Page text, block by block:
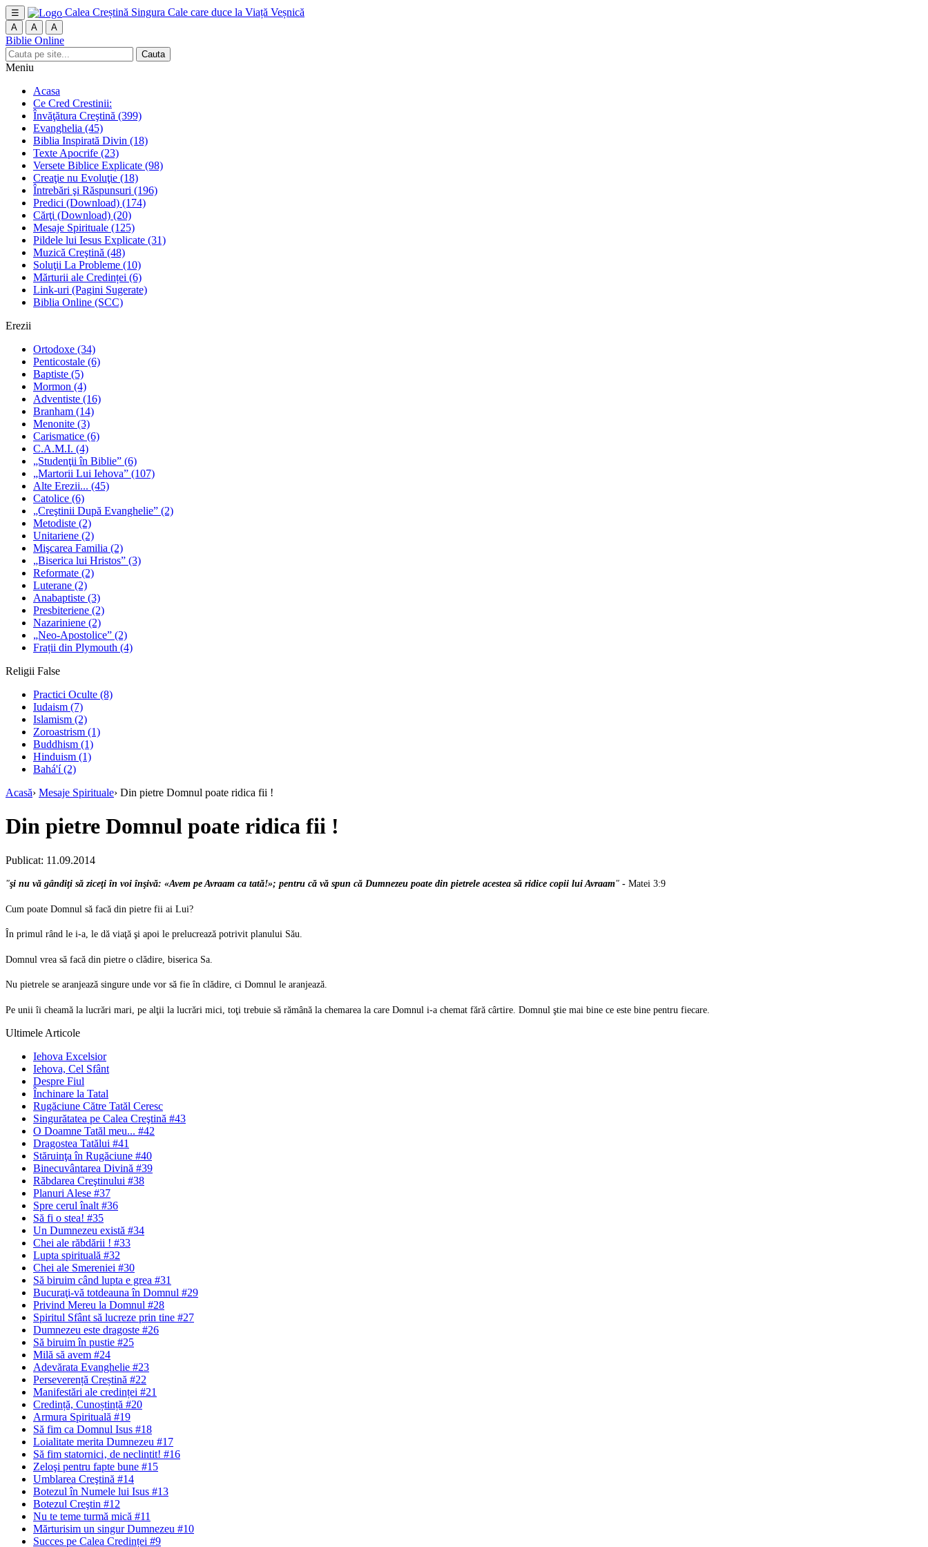
☰ Calea Creștină Singura Cale care duce la Viață Veșnică
A A A
Biblie Online
Cauta
Meniu
Acasa
Ce Cred Crestinii:
Învăţătura Creştină (399)
Evanghelia (45)
Biblia Inspirată Divin (18)
Texte Apocrife (23)
Versete Biblice Explicate (98)
Creaţie nu Evoluţie (18)
Întrebări şi Răspunsuri (196)
Predici (Download) (174)
Cărţi (Download) (20)
Mesaje Spirituale (125)
Pildele lui Iesus Explicate (31)
Muzică Creştină (48)
Soluţii La Probleme (10)
Mărturii ale Credinței (6)
Link-uri (Pagini Sugerate)
Biblia Online (SCC)
Erezii
Ortodoxe (34)
Penticostale (6)
Baptiste (5)
Mormon (4)
Adventiste (16)
Branham (14)
Menonite (3)
Carismatice (6)
C.A.M.I. (4)
„Studenţii în Biblie” (6)
„Martorii Lui Iehova” (107)
Alte Erezii... (45)
Catolice (6)
„Creştinii După Evanghelie” (2)
Metodiste (2)
Unitariene (2)
Mişcarea Familia (2)
„Biserica lui Hristos” (3)
Reformate (2)
Luterane (2)
Anabaptiste (3)
Presbiteriene (2)
Nazariniene (2)
„Neo-Apostolice” (2)
Frații din Plymouth (4)
Religii False
Practici Oculte (8)
Iudaism (7)
Islamism (2)
Zoroastrism (1)
Buddhism (1)
Hinduism (1)
Bahá'í(2)
Acasă› Mesaje Spirituale› Din pietre Domnul poate ridica fii !
Din pietre Domnul poate ridica fii !
Publicat: 11.09.2014
"şi nu vă gândiţi să ziceţi în voi înşivă: «Avem pe Avraam ca tată!»; pentru că vă spun că Dumnezeu poate din pietrele acestea să ridice copii lui Avraam" - Matei 3:9
Cum poate Domnul să facă din pietre fii ai Lui?
În primul rând le i-a, le dă viaţă şi apoi le prelucrează potrivit planului Său.
Domnul vrea să facă din pietre o clădire, biserica Sa.
Nu pietrele se aranjează singure unde vor să fie în clădire, ci Domnul le aranjează.
Pe unii îi cheamă la lucrări mari, pe alţii la lucrări mici, toţi trebuie să rămână la chemarea la care Domnul i-a chemat fără cârtire. Domnul ştie mai bine ce este bine pentru fiecare.
Ultimele Articole
Iehova Excelsior
Iehova, Cel Sfânt
Despre Fiul
Închinare la Tatal
Rugăciune Către Tatăl Ceresc
Singurătatea pe Calea Creştină #43
O Doamne Tatăl meu... #42
Dragostea Tatălui #41
Stăruinţa în Rugăciune #40
Binecuvântarea Divină #39
Răbdarea Creştinului #38
Planuri Alese #37
Spre cerul înalt #36
Să fi o stea! #35
Un Dumnezeu există #34
Chei ale răbdării ! #33
Lupta spirituală #32
Chei ale Smereniei #30
Să biruim când lupta e grea #31
Bucuraţi-vă totdeauna în Domnul #29
Privind Mereu la Domnul #28
Spiritul Sfânt să lucreze prin tine #27
Dumnezeu este dragoste #26
Să biruim în pustie #25
Milă să avem #24
Adevărata Evanghelie #23
Perseverență Creștină #22
Manifestări ale credinței #21
Credință, Cunoștință #20
Armura Spirituală #19
Să fim ca Domnul Isus #18
Loialitate merita Dumnezeu #17
Să fim statornici‚ de neclintit! #16
Zeloşi pentru fapte bune #15
Umblarea Creştină #14
Botezul în Numele lui Isus #13
Botezul Creştin #12
Nu te teme turmă mică #11
Mărturisim un singur Dumnezeu #10
Succes pe Calea Credinței #9